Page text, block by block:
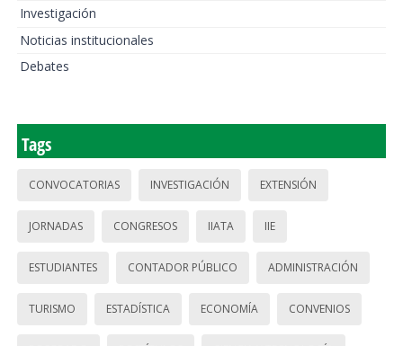
Investigación
Noticias institucionales
Debates
Tags
CONVOCATORIAS INVESTIGACIÓN EXTENSIÓN
JORNADAS CONGRESOS IIATA IIE
ESTUDIANTES CONTADOR PÚBLICO ADMINISTRACIÓN
TURISMO ESTADÍSTICA ECONOMÍA CONVENIOS